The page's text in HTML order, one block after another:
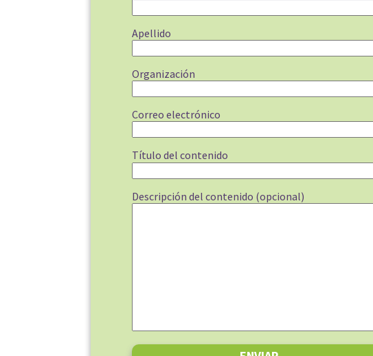
Apellido
Organización
Correo electrónico
Título del contenido
Descripción del contenido (opcional)